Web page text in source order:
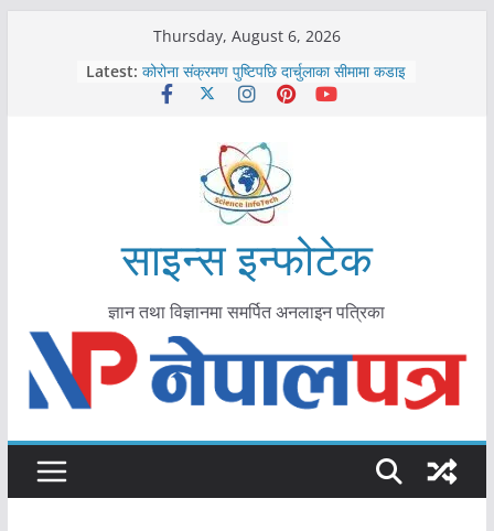
Thursday, August 6, 2026
Latest:
काभ्रेपलाञ्चोकमा आयुर्वेद स्वास्थ्योपचारतर्फ
आकर्षण बढ्दै
कोरोना संक्रमण पुष्टिपछि दार्चुलाका सीमामा कडाइ
मकवानपुरमा खोरेत रोग विरुद्धको खोप लगाउन
आयुर्वेद चिकित्सा प्रणालीको भूमिका महत्वपूर्ण छ :
मुख्यमन्त्री शाह
साइन्स इन्फोटेक
ज्ञान तथा विज्ञानमा समर्पित अनलाइन पत्रिका